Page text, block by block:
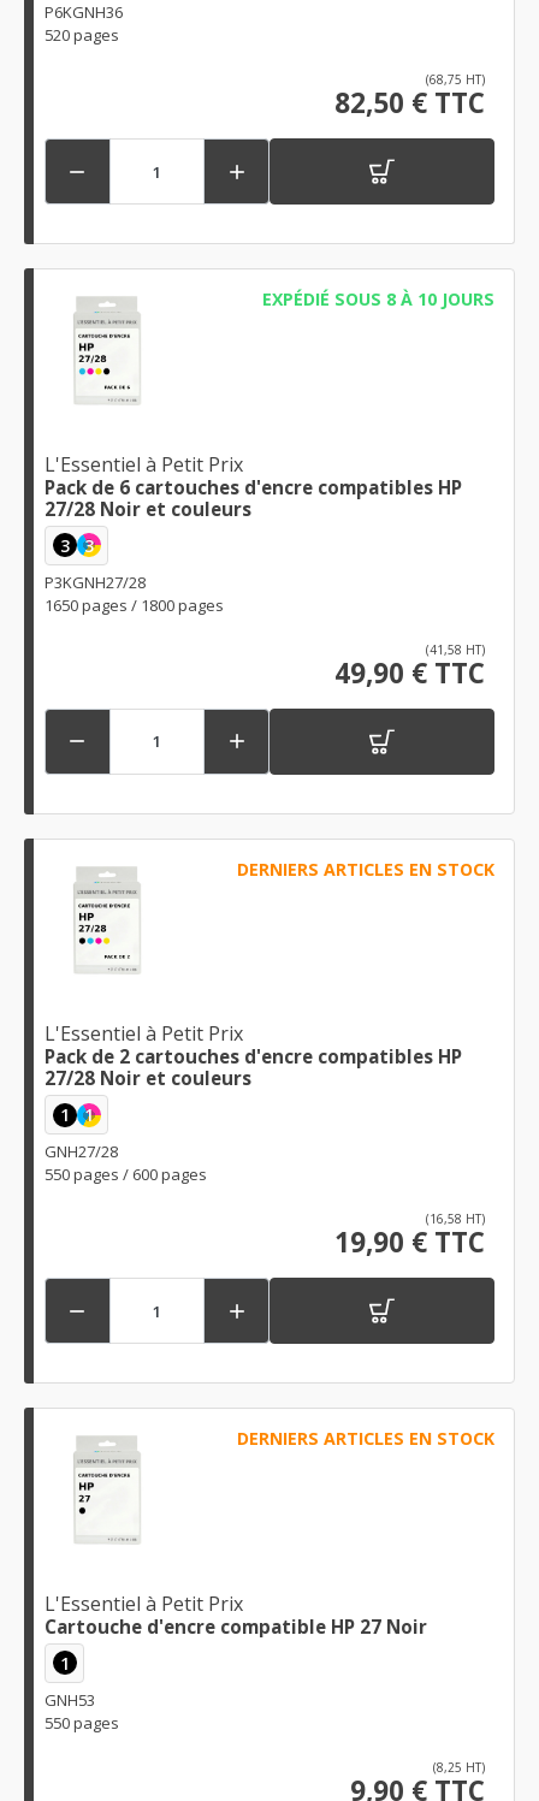
P6KGNH36
520 pages
(68,75 HT)
82,50 € TTC
 
EXPÉDIÉ SOUS 8 À 10 JOURS
L'Essentiel à Petit Prix
Pack de 6 cartouches d'encre compatibles HP
27/28 Noir et couleurs
3 3
P3KGNH27/28
1650 pages / 1800 pages
(41,58 HT)
49,90 € TTC
 
DERNIERS ARTICLES EN STOCK
L'Essentiel à Petit Prix
Pack de 2 cartouches d'encre compatibles HP
27/28 Noir et couleurs
1 1
GNH27/28
550 pages / 600 pages
(16,58 HT)
19,90 € TTC
 
DERNIERS ARTICLES EN STOCK
L'Essentiel à Petit Prix
Cartouche d'encre compatible HP 27 Noir
1
GNH53
550 pages
(8,25 HT)
9,90 € TTC